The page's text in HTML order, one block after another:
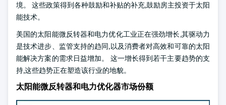
境。 这些政策得到各种鼓励和补贴的补充,鼓励房主投资于太阳
能技术。
美国的太阳能微反转器和电力优化工业正在强劲增长,其驱动力
是技术进步、监管支持的趋同,以及消费者对高效和可靠的太阳
能解决方案的需求日益增加。 这一增长得到若干主要趋势的支
持,这些趋势正在塑造该行业的地貌。
太阳能微反转器和电力优化器市场份额